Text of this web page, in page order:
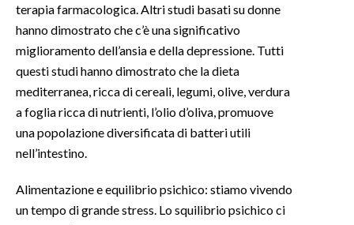
terapia farmacologica. Altri studi basati su donne
hanno dimostrato che c’è una significativo
miglioramento dell’ansia e della depressione. Tutti
questi studi hanno dimostrato che la dieta
mediterranea, ricca di cereali, legumi, olive, verdura
a foglia ricca di nutrienti, l’olio d’oliva, promuove
una popolazione diversificata di batteri utili
nell’intestino.
Alimentazione e equilibrio psichico: stiamo vivendo
un tempo di grande stress. Lo squilibrio psichico ci